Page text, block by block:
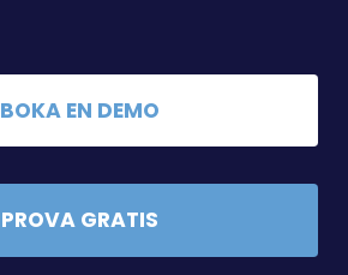
BOKA EN DEMO
PROVA GRATIS